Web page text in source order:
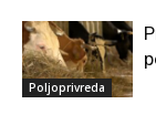
Poljoprivreda